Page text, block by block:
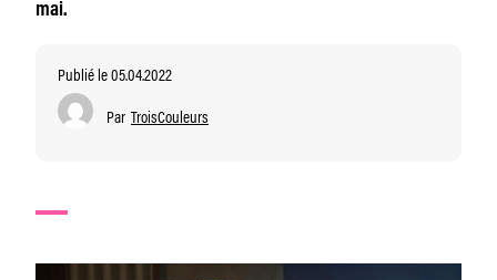
mai.
Publié le 05.04.2022
Par TroisCouleurs